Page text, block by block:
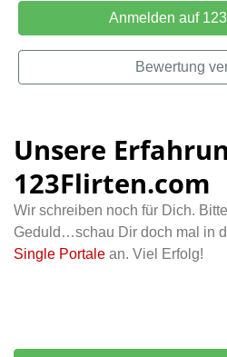
Anmelden auf
Bewertung
Unsere
123Flirten.com
Wir schreiben noch für Dich.
Geduld…schau Dir doch mal in
Single Portale an. Viel Erfolg!